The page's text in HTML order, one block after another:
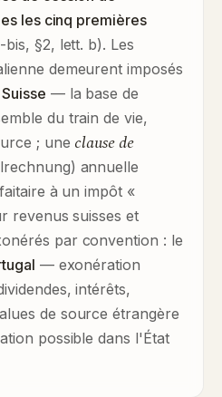
les cinq premières
§2, lett. b). Les
demeurent imposés
Suisse — la base de
du train de vie,
; une clause de
annuelle
à un impôt «
revenus suisses et
par convention : le
— exonération
intérêts,
de source étrangère
possible dans l'État